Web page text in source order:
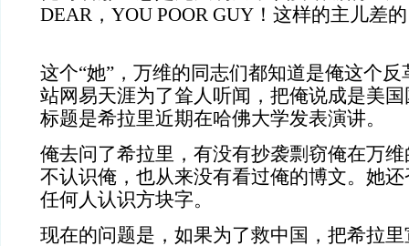
DEAR，YOU POOR GUY！这样的主儿差
这个“她”，万维的同志们都知道是俺这个
站网易天涯为了耸人听闻，把俺说成是美
标题是希拉里近期在哈佛大学发表演讲。
俺去问了希拉里，有没有抄袭剽窃俺在万
不认识俺，也从来没有看过俺的博文。她
任何人认识方块字。
现在的问题是，如果为了救中国，把希拉